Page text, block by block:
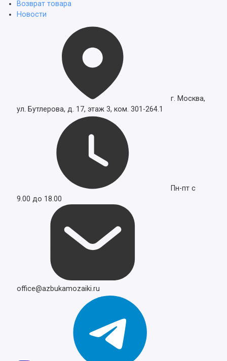
Возврат товара
Новости
г. Москва,
ул. Бутлерова, д. 17, этаж 3, ком. 301-264.1
Пн-пт с
9.00 до 18.00
office@azbukamozaiki.ru